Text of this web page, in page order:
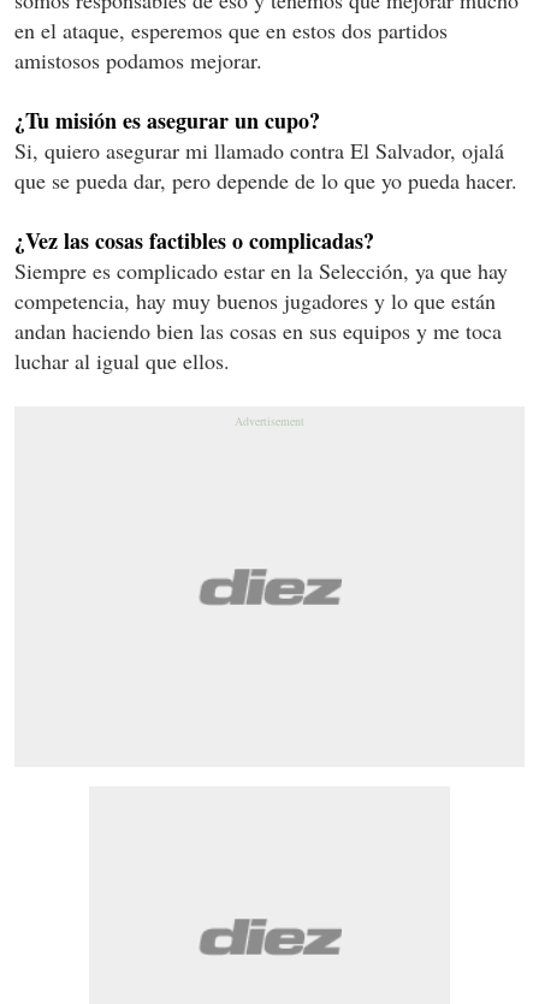
en el ataque, esperemos que en estos dos partidos
amistosos podamos mejorar.
¿Tu misión es asegurar un cupo?
Si, quiero asegurar mi llamado contra El Salvador, ojalá
que se pueda dar, pero depende de lo que yo pueda hacer.
¿Vez las cosas factibles o complicadas?
Siempre es complicado estar en la Selección, ya que hay
competencia, hay muy buenos jugadores y lo que están
andan haciendo bien las cosas en sus equipos y me toca
luchar al igual que ellos.